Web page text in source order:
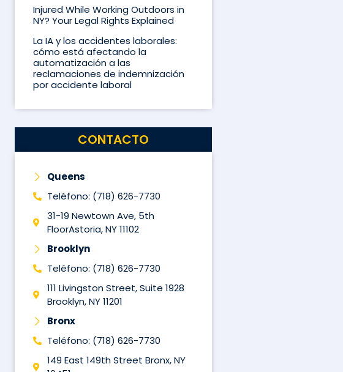
Injured While Working Outdoors in
NY? Your Legal Rights Explained
La IA y los accidentes laborales:
cómo está afectando la
automatización a las
reclamaciones de indemnización
por accidente laboral
CONTACTO
Queens
Teléfono: (718) 626-7730
31-19 Newtown Ave, 5th
FloorAstoria, NY 11102
Brooklyn
Teléfono: (718) 626-7730
111 Livingston Street, Suite 1928
Brooklyn, NY 11201
Bronx
Teléfono: (718) 626-7730
149 East 149th Street Bronx, NY